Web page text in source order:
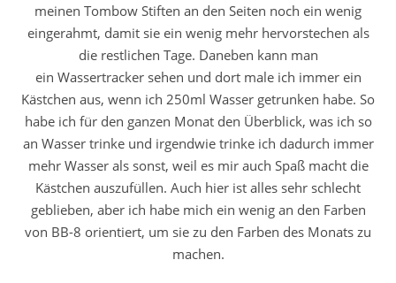
meinen Tombow Stiften an den Seiten noch ein wenig
eingerahmt, damit sie ein wenig mehr hervorstechen als
die restlichen Tage. Daneben kann man
ein Wassertracker sehen und dort male ich immer ein
Kästchen aus, wenn ich 250ml Wasser getrunken habe. So
habe ich für den ganzen Monat den Überblick, was ich so
an Wasser trinke und irgendwie trinke ich dadurch immer
mehr Wasser als sonst, weil es mir auch Spaß macht die
Kästchen auszufüllen. Auch hier ist alles sehr schlecht
geblieben, aber ich habe mich ein wenig an den Farben
von BB-8 orientiert, um sie zu den Farben des Monats zu
machen.